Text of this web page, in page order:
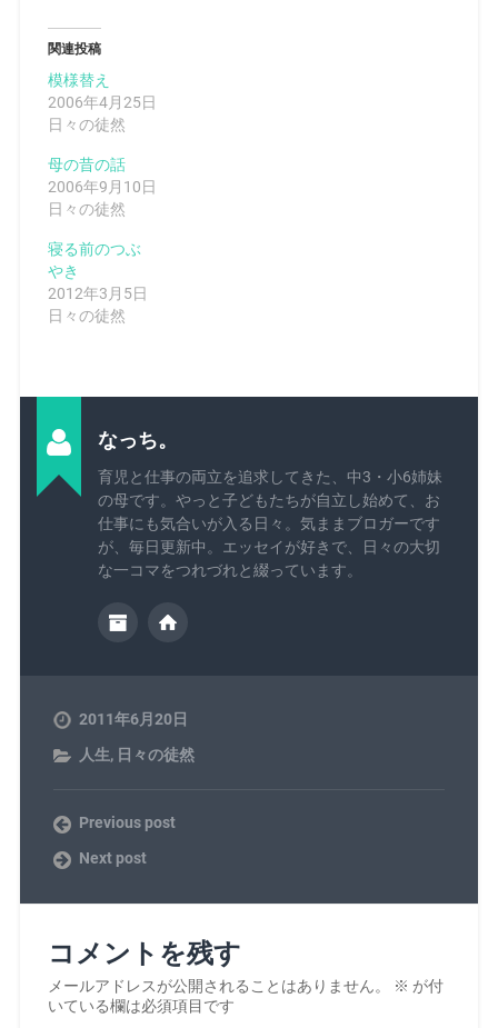
関連投稿
模様替え
2006年4月25日
日々の徒然
母の昔の話
2006年9月10日
日々の徒然
寝る前のつぶ
やき
2012年3月5日
日々の徒然
なっち。
育児と仕事の両立を追求してきた、中3・小6姉妹
の母です。やっと子どもたちが自立し始めて、お
仕事にも気合いが入る日々。気ままブロガーです
が、毎日更新中。エッセイが好きで、日々の大切
な一コマをつれづれと綴っています。
2011年6月20日
人生, 日々の徒然
Previous post
Next post
コメントを残す
メールアドレスが公開されることはありません。 ※ が付
いている欄は必須項目です